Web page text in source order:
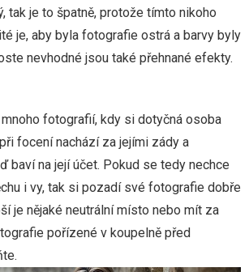
tak je to špatně, protože tímto nikoho
je, aby byla fotografie ostrá a barvy byly
nevhodné jsou také přehnané efekty.
fotografií, kdy si dotyčná osoba
focení nachází za jejími zády a
baví na její účet. Pokud se tedy nechce
i vy, tak si pozadí své fotografie dobře
je nějaké neutrální místo nebo mít za
pořízené v koupelně před